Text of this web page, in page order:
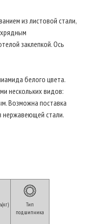
из листовой стали,
заклепкой. Ось
белого цвета.
нескольких видов:
Возможна поставка
нержавеющей стали.
Тип
подшипника